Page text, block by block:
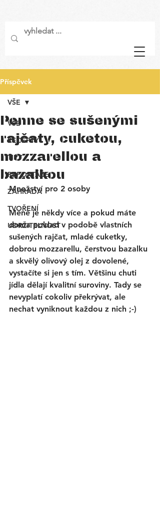
Příspěvek
VŠE
RECEPTY
TIPY
REPORTÁŽE
ZAHRADA
TVOŘENÍ
UDRŽITELNOST
VŠE
Penne se sušenými
rajčaty, cuketou,
mozzarellou a
bazalkou
Množství pro 2 osoby
Méně je někdy více a pokud máte
doma poklad v podobě vlastních
sušených rajčat, mladé cuketky,
dobrou mozzarellu, čerstvou bazalku
a skvělý olivový olej z dovolené,
vystačíte si jen s tím. Většinu chuti
jídla dělají kvalitní suroviny. Tady se
nevyplatí cokoliv překrývat, ale
nechat vyniknout každou z nich ;-)